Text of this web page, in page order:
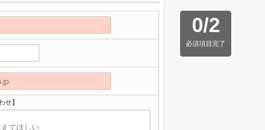
0/2
必須項目完了
せ】